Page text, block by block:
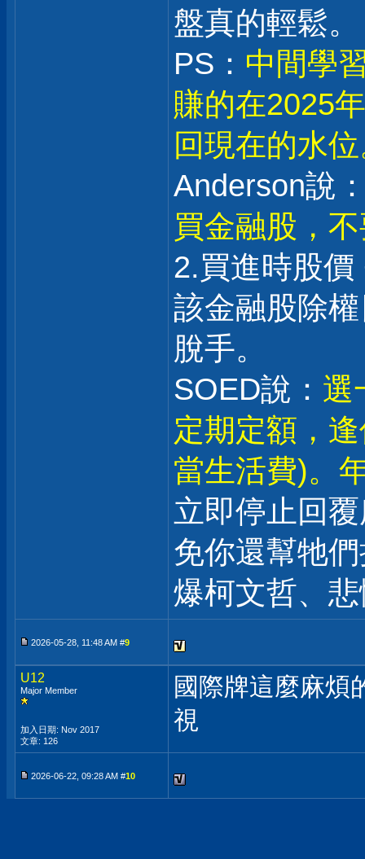
盤真的輕鬆。
PS： 中間學
賺的在2025
回現在的水
Anderson說
買金融股，
2.買進時股
該金融股除
脫手。
SOED說： 選
定期定額，
當生活費)。
立即停止回
免你還幫牠
爆柯文哲、
2026-05-28, 11:48 AM #9
U12
Major Member
加入日期: Nov 2017
文章: 126
國際牌這麼麻煩
視
2026-06-22, 09:28 AM #10